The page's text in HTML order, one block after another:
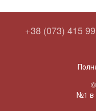
+38 (073) 415
№1 в